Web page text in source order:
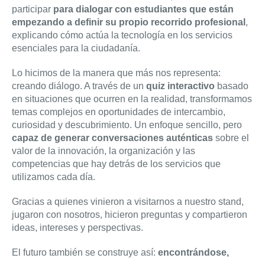
participar para dialogar con estudiantes que están
empezando a definir su propio recorrido profesional ,
explicando cómo actúa la tecnología en los servicios
esenciales para la ciudadanía.
Lo hicimos de la manera que más nos representa:
creando diálogo. A través de un quiz interactivo basado
en situaciones que ocurren en la realidad, transformamos
temas complejos en oportunidades de intercambio,
curiosidad y descubrimiento. Un enfoque sencillo, pero
capaz de generar conversaciones auténticas sobre el
valor de la innovación, la organización y las
competencias que hay detrás de los servicios que
utilizamos cada día.
Gracias a quienes vinieron a visitarnos a nuestro stand,
jugaron con nosotros, hicieron preguntas y compartieron
ideas, intereses y perspectivas.
El futuro también se construye así: encontrándose,